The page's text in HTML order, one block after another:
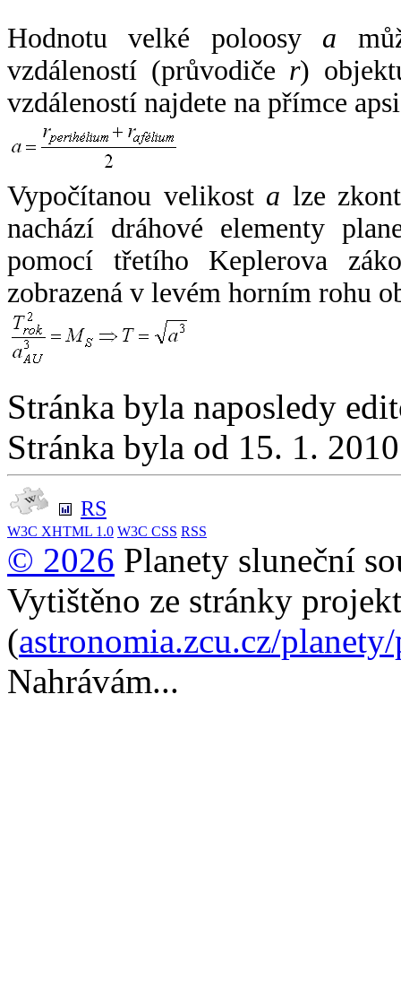
Hodnotu velké poloosy a
vzdáleností (průvodiče r)
vzdáleností najdete na přímce
Vypočítanou velikost a lze
nachází dráhové elementy
pomocí třetího Keplerova
zobrazená v levém horním rohu
Stránka byla naposledy
Stránka byla od 15. 1.
RS
W3C XHTML 1.0 W3C CSS RSS
© 2026 Planety sluneční
Vytištěno ze stránky
(astronomia.zcu.cz/
Nahrávám...